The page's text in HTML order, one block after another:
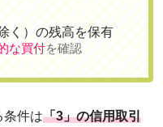
く）の残高を保有
な買付を確認
条件は「3」の信用取引